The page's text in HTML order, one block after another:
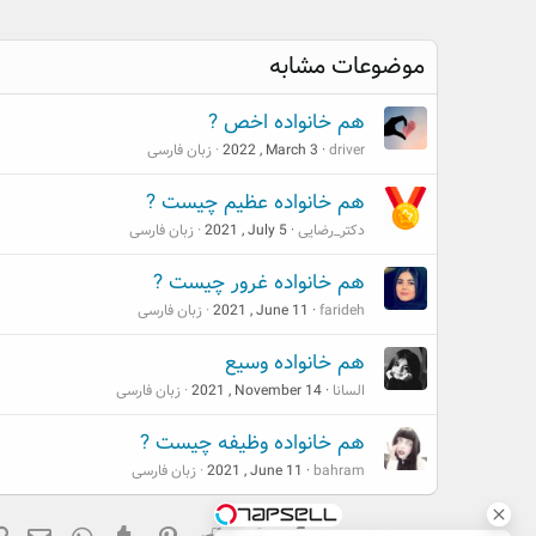
موضوعات مشابه
هم خانواده اخص ?
driver
2022 , March 3 زبان فارسی
هم خانواده عظیم چیست ?
دکتر_رضایی 2021 , July 5 زبان فارسی
هم خانواده غرور چیست ?
farideh
2021 , June 11 زبان فارسی
هم خانواده وسیع
السانا 2021 , November 14 زبان فارسی
هم خانواده وظیفه چیست ?
bahram
2021 , June 11 زبان فارسی